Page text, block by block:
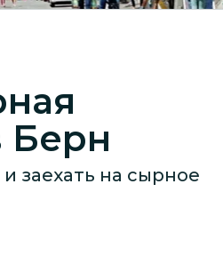
Берн
заехать на сырное